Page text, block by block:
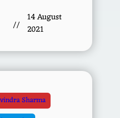
//
14 August
2021
Sharma